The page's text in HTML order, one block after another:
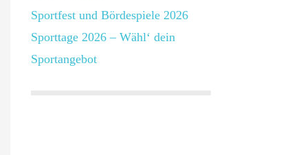
-
Sportfest und Bördespiele 2026
Sporttage 2026 – Wähl‘ dein
Sportangebot